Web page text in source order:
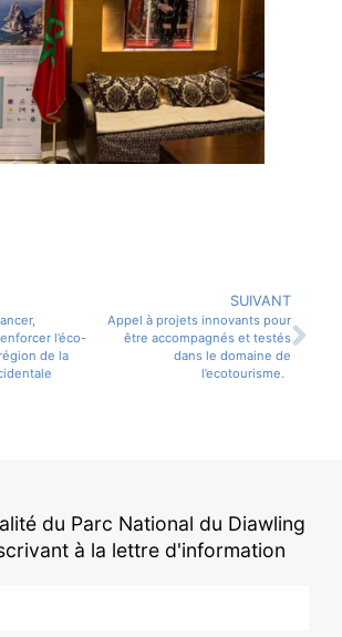
l’éco-
de la
SUIVANT
Appel à projets innovants pour
être accompagnés et testés
dans le domaine de
l’ecotourisme.
du Parc National du Diawling
à la lettre d'information